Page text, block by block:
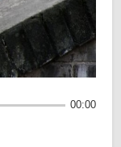
00:00